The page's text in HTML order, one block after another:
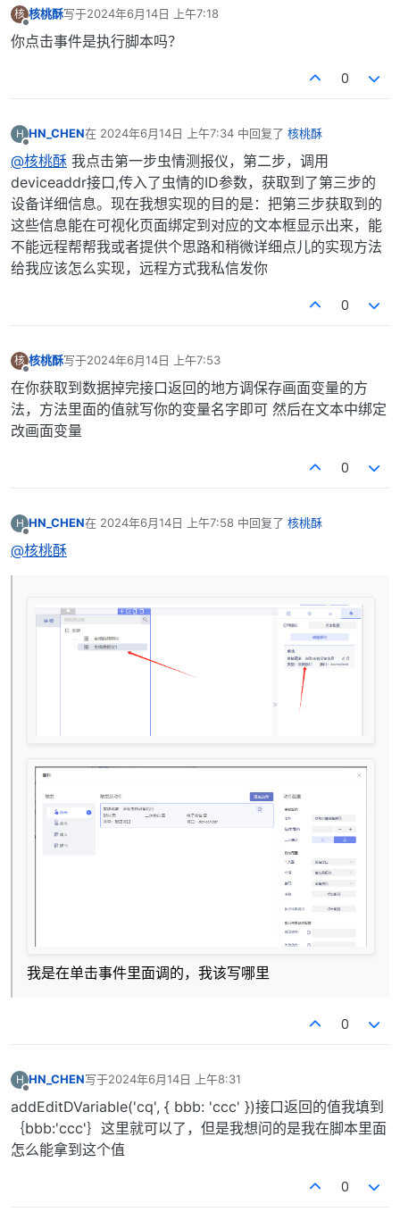
核 核桃酥写于2024年6月14日 上午7:18
最后由 编辑
你点击事件是执行脚本吗？
0
H HN_CHEN在 2024年6月14日 上午7:34 中回复了 核桃酥
最后由 编辑
@核桃酥 我点击第一步虫情测报仪，第二步，调用
deviceaddr接口,传入了虫情的ID参数，获取到了第三步的
设备详细信息。现在我想实现的目的是：把第三步获取到的
这些信息能在可视化页面绑定到对应的文本框显示出来，能
不能远程帮帮我或者提供个思路和稍微详细点儿的实现方法
给我应该怎么实现，远程方式我私信发你
0
核 核桃酥写于2024年6月14日 上午7:53
最后由 编辑
在你获取到数据掉完接口返回的地方调保存画面变量的方
法，方法里面的值就写你的变量名字即可 然后在文本中绑定
改画面变量
0
H HN_CHEN在 2024年6月14日 上午7:58 中回复了 核桃酥
最后由 编辑
@核桃酥
我是在单击事件里面调的，我该写哪里
0
H HN_CHEN写于2024年6月14日 上午8:31
最后由 编辑
addEditDVariable('cq', { bbb: 'ccc' })接口返回的值我填到
｛bbb:'ccc'｝这里就可以了，但是我想问的是我在脚本里面
怎么能拿到这个值
0